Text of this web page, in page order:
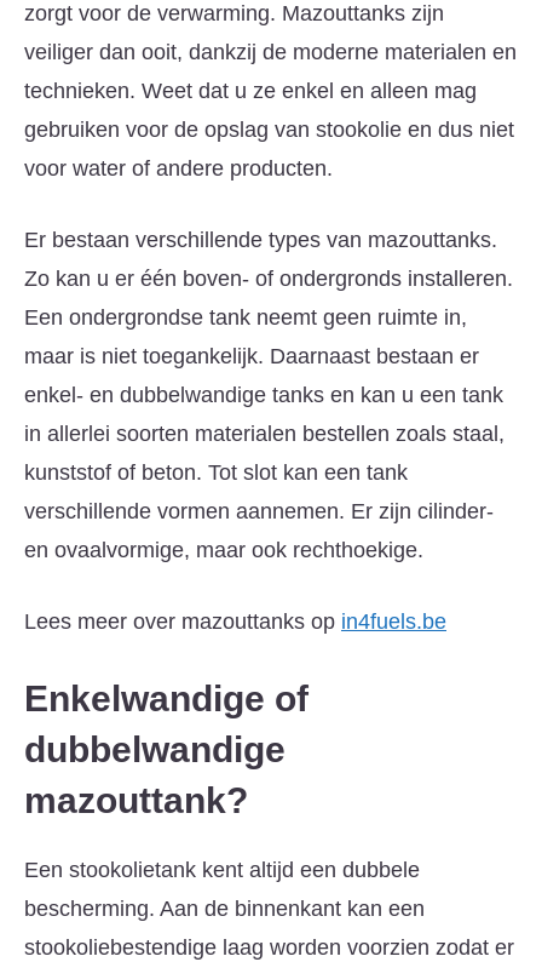
zorgt voor de verwarming. Mazouttanks zijn
veiliger dan ooit, dankzij de moderne materialen en
technieken. Weet dat u ze enkel en alleen mag
gebruiken voor de opslag van stookolie en dus niet
voor water of andere producten.
Er bestaan verschillende types van mazouttanks.
Zo kan u er één boven- of ondergronds installeren.
Een ondergrondse tank neemt geen ruimte in,
maar is niet toegankelijk. Daarnaast bestaan er
enkel- en dubbelwandige tanks en kan u een tank
in allerlei soorten materialen bestellen zoals staal,
kunststof of beton. Tot slot kan een tank
verschillende vormen aannemen. Er zijn cilinder-
en ovaalvormige, maar ook rechthoekige.
Lees meer over mazouttanks op in4fuels.be
Enkelwandige of
dubbelwandige
mazouttank?
Een stookolietank kent altijd een dubbele
bescherming. Aan de binnenkant kan een
stookoliebestendige laag worden voorzien zodat er